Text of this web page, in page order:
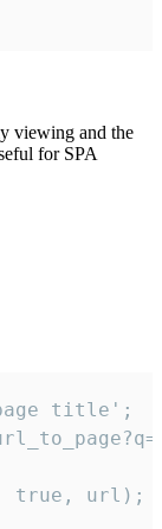
viewing and the
for SPA
title';
true, url);